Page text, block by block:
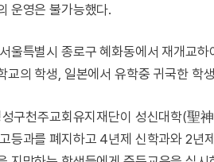
운영은 불가능했다.
울특별시 종로구 혜화동에서 재개교
교의 학생, 일본에서 유학중 귀국한 학
구천주교회유지재단이 성신대학(聖
등과를 폐지하고 4년제 신학과와 2년